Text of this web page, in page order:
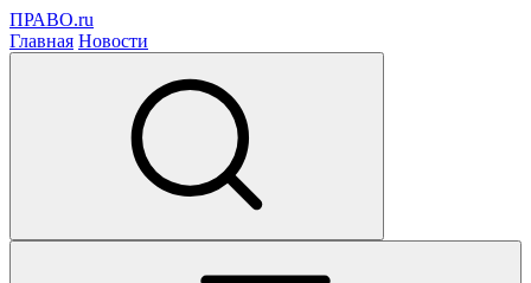
ПРАВО.ru
Главная Новости